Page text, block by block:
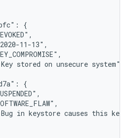
{
11-13",
stored on unsecure system"
{
in keystore causes this key